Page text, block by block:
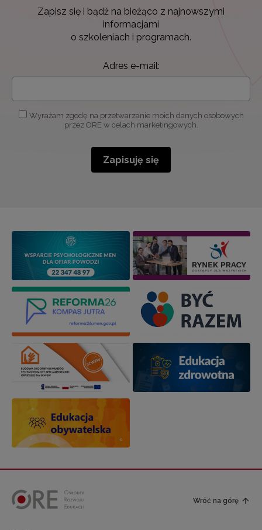
Zapisz się i bądź na bieżąco z najnowszymi
informacjami
o szkoleniach i programach.
Adres e-mail:
Wyrażam zgodę na przetwarzanie moich danych osobowych
przez ORE w celach marketingowych.
Zapisuję się
Wróć na górę